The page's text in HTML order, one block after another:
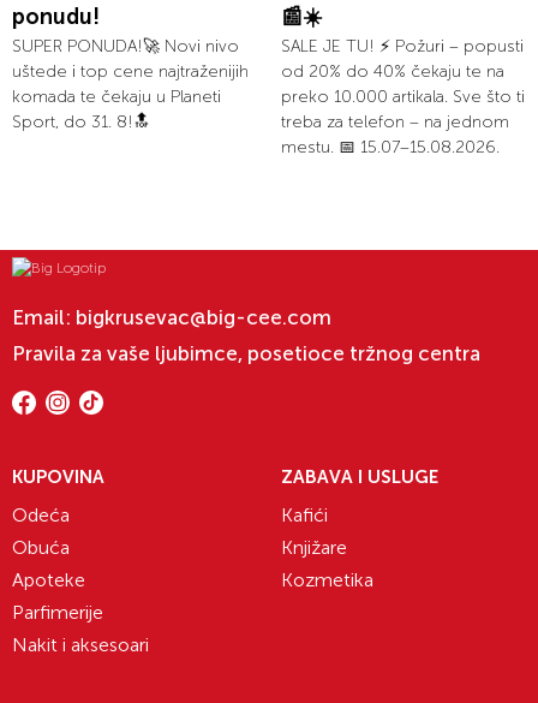
ponudu!
SUPER PONUDA!🚀 Novi nivo
uštede i top cene najtraženijih
komada te čekaju u Planeti
Sport, do 31. 8!🔝
📰☀️
SALE JE TU! ⚡ Požuri – popusti
od 20% do 40% čekaju te na
preko 10.000 artikala. Sve što ti
treba za telefon – na jednom
mestu. 📅 15.07–15.08.2026.
Email: bigkrusevac@big-cee.com
Pravila za vaše ljubimce, posetioce tržnog centra
KUPOVINA
Odeća
Obuća
Apoteke
Parfimerije
Nakit i aksesoari
ZABAVA I USLUGE
Kafići
Knjižare
Kozmetika